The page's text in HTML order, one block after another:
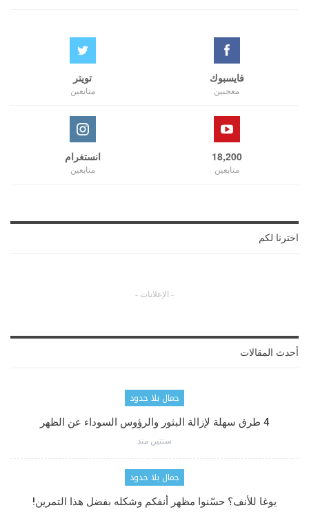
فايسبوك
معجبين
تويتر
متابعين
18,200
متابعين
انستغرام
متابعين
اخترنا لكم
- الإعلانات -
أحدث المقالات
جمال بلا حدود
4 طرق سهلة لإزالة البثور والرؤوس السوداء عن الظهر
سنتين منذ
جمال بلا حدود
يوغا للأنف؟ حسّنوا مظهر أنفكم وشكله بفضل هذا التمرين!